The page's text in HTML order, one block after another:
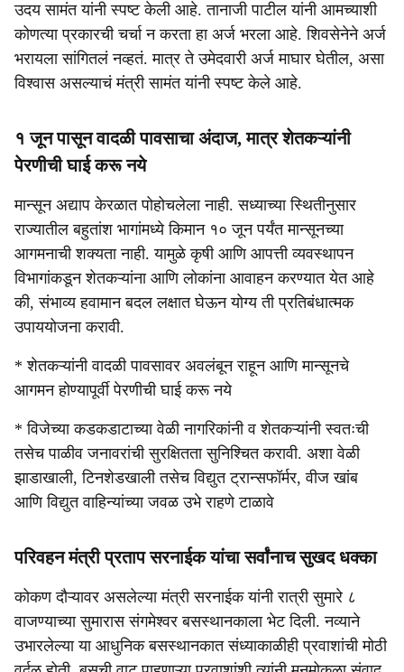
उदय सामंत यांनी स्पष्ट केली आहे. तानाजी पाटील यांनी आमच्याशी
कोणत्या प्रकारची चर्चा न करता हा अर्ज भरला आहे. शिवसेनेने अर्ज
भरायला सांगितलं नव्हतं. मात्र ते उमेदवारी अर्ज माघार घेतील, असा
विश्वास असल्याचं मंत्री सामंत यांनी स्पष्ट केले आहे.
१ जून पासून वादळी पावसाचा अंदाज, मात्र शेतकऱ्यांनी
पेरणीची घाई करू नये
मान्सून अद्याप केरळात पोहोचलेला नाही. सध्याच्या स्थितीनुसार
राज्यातील बहुतांश भागांमध्ये किमान १० जून पर्यंत मान्सूनच्या
आगमनाची शक्यता नाही. यामुळे कृषी आणि आपत्ती व्यवस्थापन
विभागांकडून शेतकऱ्यांना आणि लोकांना आवाहन करण्यात येत आहे
की, संभाव्य हवामान बदल लक्षात घेऊन योग्य ती प्रतिबंधात्मक
उपाययोजना करावी.
* शेतकऱ्यांनी वादळी पावसावर अवलंबून राहून आणि मान्सूनचे
आगमन होण्यापूर्वी पेरणीची घाई करू नये
* ⁠विजेच्या कडकडाटाच्या वेळी नागरिकांनी व शेतकऱ्यांनी स्वतःची
तसेच पाळीव जनावरांची सुरक्षितता सुनिश्चित करावी. अशा वेळी
झाडाखाली, टिनशेडखाली तसेच विद्युत ट्रान्सफॉर्मर, वीज खांब
आणि विद्युत वाहिन्यांच्या जवळ उभे राहणे टाळावे
परिवहन मंत्री प्रताप सरनाईक यांचा सर्वांनाच सुखद धक्का
कोकण दौऱ्यावर असलेल्या मंत्री सरनाईक यांनी रात्री सुमारे ८
वाजण्याच्या सुमारास संगमेश्वर बसस्थानकाला भेट दिली. नव्याने
उभारलेल्या या आधुनिक बसस्थानकात संध्याकाळीही प्रवाशांची मोठी